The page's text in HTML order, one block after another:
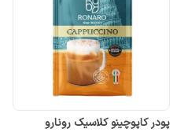
پودر کاپوچینو کلاسیک رونارو